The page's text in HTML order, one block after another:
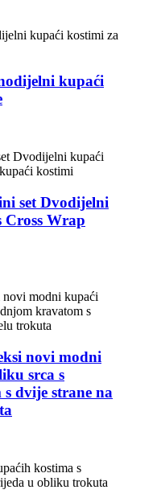
kupaći
set Dvodijelni
Cross Wrap
novi modni
srca s
dvije strane na